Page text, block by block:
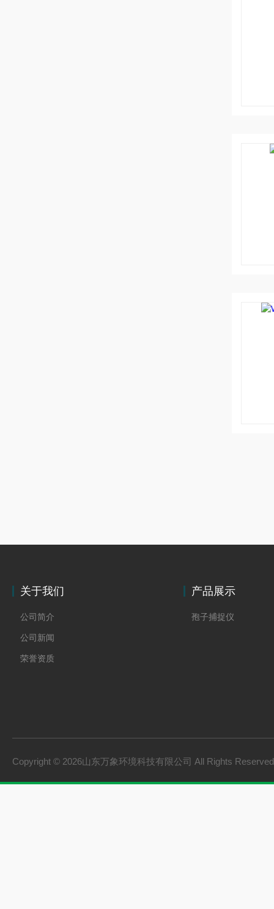
关于我们
公司简介
公司新闻
荣誉资质
产品展示
孢子捕捉仪
Copyright © 2026山东万象环境科技有限公司 All Rights